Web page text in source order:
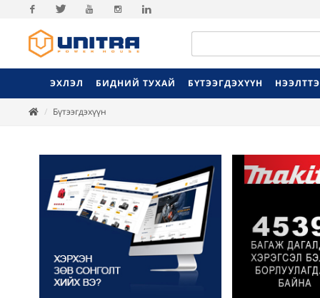
Facebook
ЭХЛЭЛ БИДНИЙ ТУХАЙ БҮТЭЭГДЭХҮҮН
Бүтээгдэхүүн